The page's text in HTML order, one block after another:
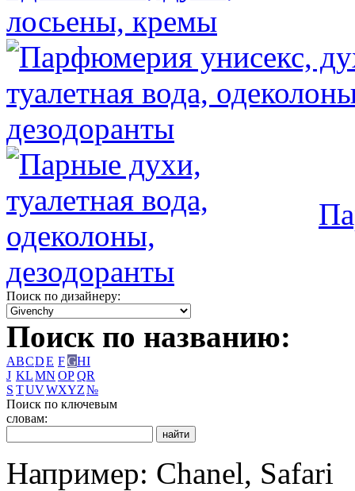
Поиск по дизайнеру:
Поиск по названию:
ABCDE FGHI
J KLMN OPQR
S TUVWXYZ№
Поиск по ключевым
словам:
Например: Chanel, Safari